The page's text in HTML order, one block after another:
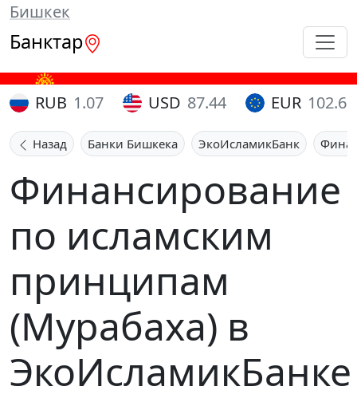
Бишкек
Банктар
RUB 1.07 USD 87.44 EUR 102.65
Назад Банки Бишкека ЭкоИсламикБанк
Финансирование
по исламским
принципам
(Мурабаха) в
ЭкоИсламикБанке